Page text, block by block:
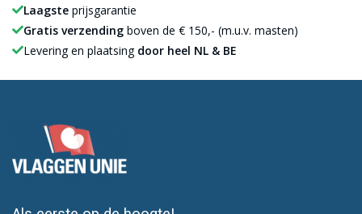
Laagste prijsgarantie
Gratis verzending boven de € 150,- (m.u.v. masten)
Levering en plaatsing door heel NL & BE